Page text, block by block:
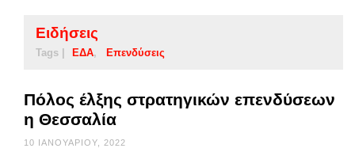
Ειδήσεις
Tags | ΕΔΑ Επενδύσεις
Πόλος έλξης στρατηγικών επενδύσεων
η Θεσσαλία
10 ΙΑΝΟΥΑΡΊΟΥ, 2022